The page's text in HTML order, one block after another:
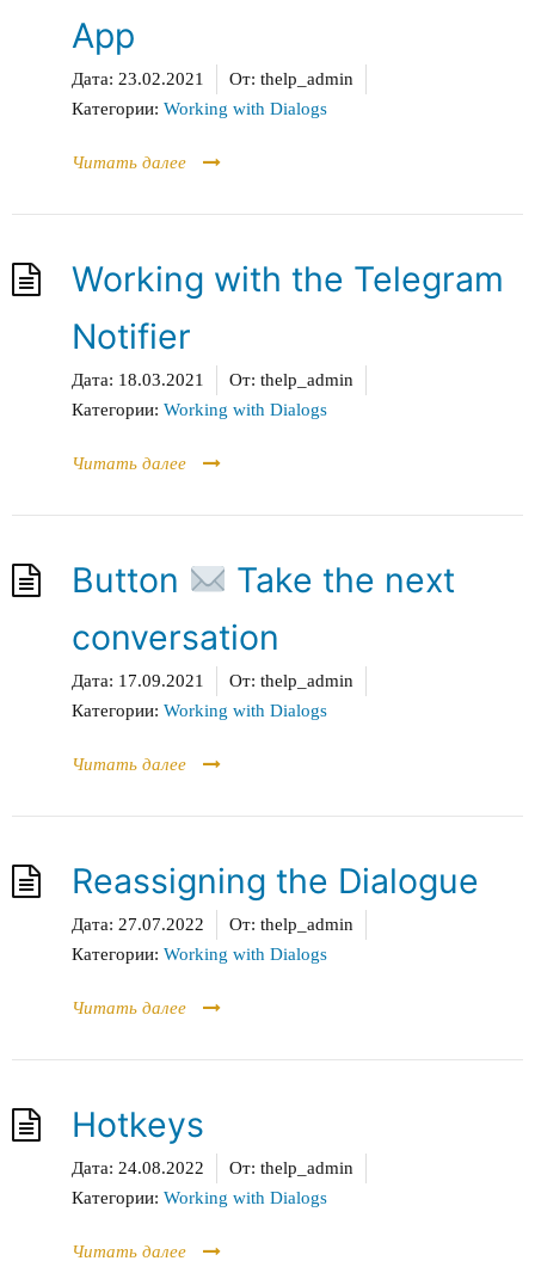
App
Дата: 23.02.2021 От: thelp_admin
Категории: Working with Dialogs
Читать далее
Working with the Telegram
Notifier
Дата: 18.03.2021 От: thelp_admin
Категории: Working with Dialogs
Читать далее
Button
Take the next
conversation
Дата: 17.09.2021 От: thelp_admin
Категории: Working with Dialogs
Читать далее
Reassigning the Dialogue
Дата: 27.07.2022 От: thelp_admin
Категории: Working with Dialogs
Читать далее
Hotkeys
Дата: 24.08.2022 От: thelp_admin
Категории: Working with Dialogs
Читать далее